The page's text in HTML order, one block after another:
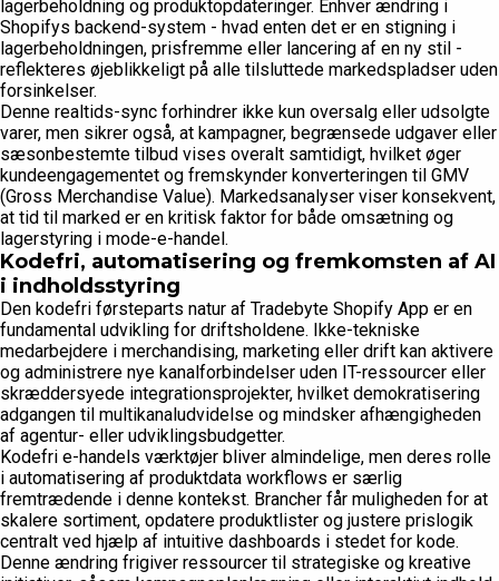
lagerbeholdning og produktopdateringer. Enhver ændring i
Shopifys backend-system - hvad enten det er en stigning i
lagerbeholdningen, prisfremme eller lancering af en ny stil -
reflekteres øjeblikkeligt på alle tilsluttede markedspladser uden
forsinkelser.
Denne realtids-sync forhindrer ikke kun oversalg eller udsolgte
varer, men sikrer også, at kampagner, begrænsede udgaver eller
sæsonbestemte tilbud vises overalt samtidigt, hvilket øger
kundeengagementet og fremskynder konverteringen til GMV
(Gross Merchandise Value). Markedsanalyser viser konsekvent,
at tid til marked er en kritisk faktor for både omsætning og
lagerstyring i mode-e-handel.
Kodefri, automatisering og fremkomsten af AI
i indholdsstyring
Den kodefri førsteparts natur af Tradebyte Shopify App er en
fundamental udvikling for driftsholdene. Ikke-tekniske
medarbejdere i merchandising, marketing eller drift kan aktivere
og administrere nye kanalforbindelser uden IT-ressourcer eller
skræddersyede integrationsprojekter, hvilket demokratisering
adgangen til multikanaludvidelse og mindsker afhængigheden
af agentur- eller udviklingsbudgetter.
Kodefri e-handels værktøjer bliver almindelige, men deres rolle
i automatisering af produktdata workflows er særlig
fremtrædende i denne kontekst. Brancher får muligheden for at
skalere sortiment, opdatere produktlister og justere prislogik
centralt ved hjælp af intuitive dashboards i stedet for kode.
Denne ændring frigiver ressourcer til strategiske og kreative